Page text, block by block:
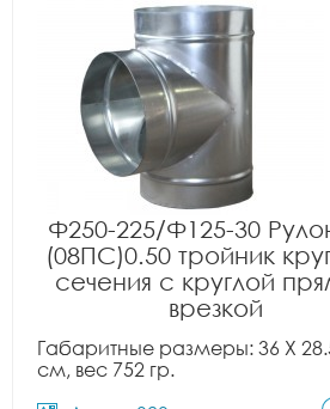
Ф250-225/Ф125-30
(08ПС)0.50 тройник
сечения с круглой
врезкой
Габаритные размеры: 36 X
см, вес 752 гр.